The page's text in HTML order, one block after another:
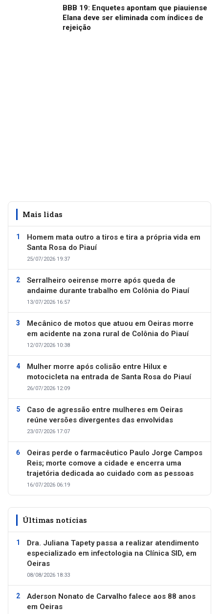
BBB 19: Enquetes apontam que piauiense
Elana deve ser eliminada com índices de
rejeição
Mais lidas
Homem mata outro a tiros e tira a própria vida em
Santa Rosa do Piauí
25/07/2026 19:37
Serralheiro oeirense morre após queda de
andaime durante trabalho em Colônia do Piauí
13/07/2026 16:57
Mecânico de motos que atuou em Oeiras morre
em acidente na zona rural de Colônia do Piauí
12/07/2026 10:38
Mulher morre após colisão entre Hilux e
motocicleta na entrada de Santa Rosa do Piauí
26/07/2026 12:09
Caso de agressão entre mulheres em Oeiras
reúne versões divergentes das envolvidas
23/07/2026 17:07
Oeiras perde o farmacêutico Paulo Jorge Campos
Reis; morte comove a cidade e encerra uma
trajetória dedicada ao cuidado com as pessoas
16/07/2026 06:19
Últimas notícias
Dra. Juliana Tapety passa a realizar atendimento
especializado em infectologia na Clínica SID, em
Oeiras
08/08/2026 18:33
Aderson Nonato de Carvalho falece aos 88 anos
em Oeiras